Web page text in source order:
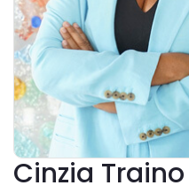
Cinzia Traino